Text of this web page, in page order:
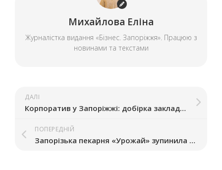
Михайлова Еліна
Журналістка видання «Бізнес. Запоріжжя». Працюю з
новинами та текстами
ДАЛІ
Корпоратив у Запоріжжі: добірка закладів, що пропонують святкові формати
ПОПЕРЕДНІЙ
Запорізька пекарня «Урожай» зупинила роботу після 30 років: у чому причина